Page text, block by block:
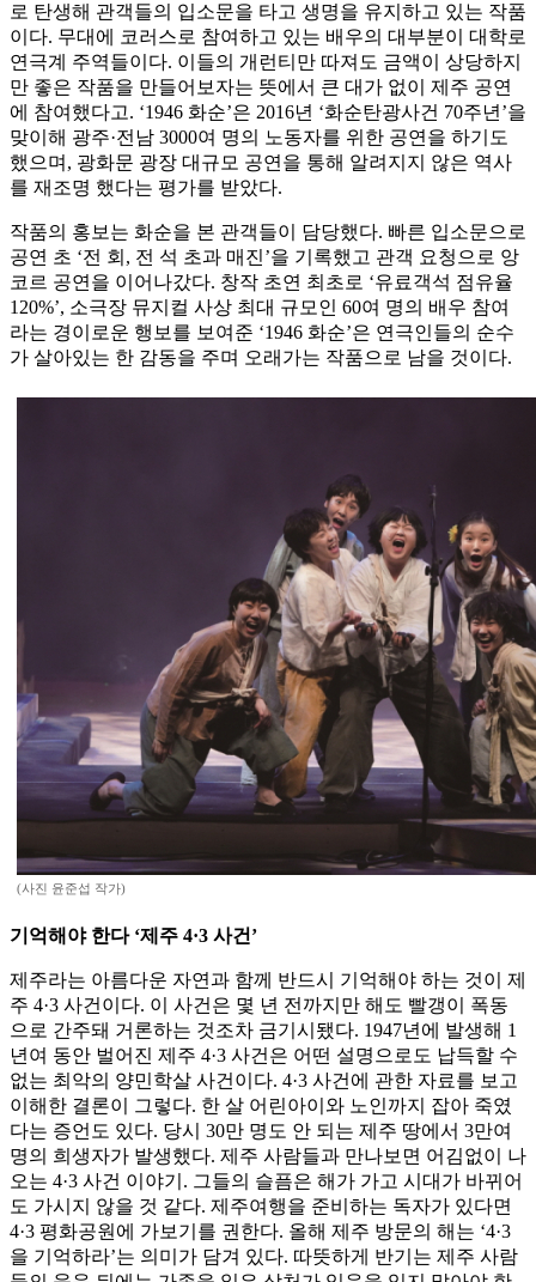
로 탄생해 관객들의 입소문을 타고 생명을 유지하고 있는 작품
이다. 무대에 코러스로 참여하고 있는 배우의 대부분이 대학로
연극계 주역들이다. 이들의 개런티만 따져도 금액이 상당하지
만 좋은 작품을 만들어보자는 뜻에서 큰 대가 없이 제주 공연
에 참여했다고. ‘1946 화순’은 2016년 ‘화순탄광사건 70주년’을
맞이해 광주·전남 3000여 명의 노동자를 위한 공연을 하기도
했으며, 광화문 광장 대규모 공연을 통해 알려지지 않은 역사
를 재조명 했다는 평가를 받았다.
작품의 홍보는 화순을 본 관객들이 담당했다. 빠른 입소문으로
공연 초 ‘전 회, 전 석 초과 매진’을 기록했고 관객 요청으로 앙
코르 공연을 이어나갔다. 창작 초연 최초로 ‘유료객석 점유율
120%’, 소극장 뮤지컬 사상 최대 규모인 60여 명의 배우 참여
라는 경이로운 행보를 보여준 ‘1946 화순’은 연극인들의 순수
가 살아있는 한 감동을 주며 오래가는 작품으로 남을 것이다.
(사진 윤준섭 작가)
기억해야 한다 ‘제주 4·3 사건’
제주라는 아름다운 자연과 함께 반드시 기억해야 하는 것이 제
주 4·3 사건이다. 이 사건은 몇 년 전까지만 해도 빨갱이 폭동
으로 간주돼 거론하는 것조차 금기시됐다. 1947년에 발생해 1
년여 동안 벌어진 제주 4·3 사건은 어떤 설명으로도 납득할 수
없는 최악의 양민학살 사건이다. 4·3 사건에 관한 자료를 보고
이해한 결론이 그렇다. 한 살 어린아이와 노인까지 잡아 죽였
다는 증언도 있다. 당시 30만 명도 안 되는 제주 땅에서 3만여
명의 희생자가 발생했다. 제주 사람들과 만나보면 어김없이 나
오는 4·3 사건 이야기. 그들의 슬픔은 해가 가고 시대가 바뀌어
도 가시지 않을 것 같다. 제주여행을 준비하는 독자가 있다면
4·3 평화공원에 가보기를 권한다. 올해 제주 방문의 해는 ‘4·3
을 기억하라’는 의미가 담겨 있다. 따뜻하게 반기는 제주 사람